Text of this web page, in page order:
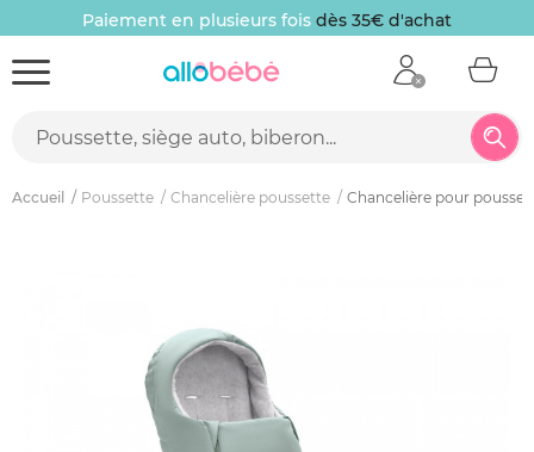
Paiement en plusieurs fois dès 35€ d'achat
Accueil Poussette Chancelière poussette Chancelière pour